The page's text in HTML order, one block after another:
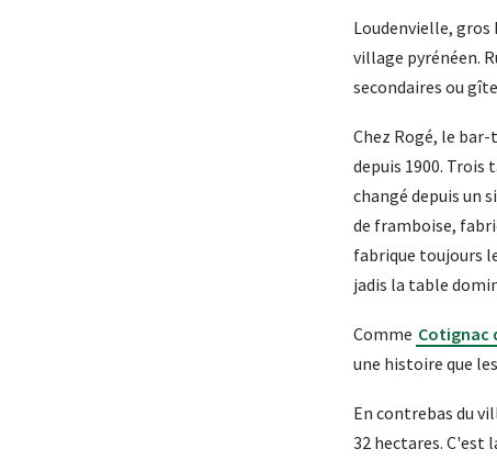
Loudenvielle,
village pyrénéen.
secondaires ou
Chez Rogé, le
depuis 1900. Trois
changé depuis un
de framboise,
fabrique toujours
jadis la table
Comme Cotignac
une histoire que
En contrebas du
32 hectares. C'est